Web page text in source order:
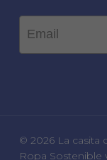
Email
© 2026 La casita
Ropa Sostenible